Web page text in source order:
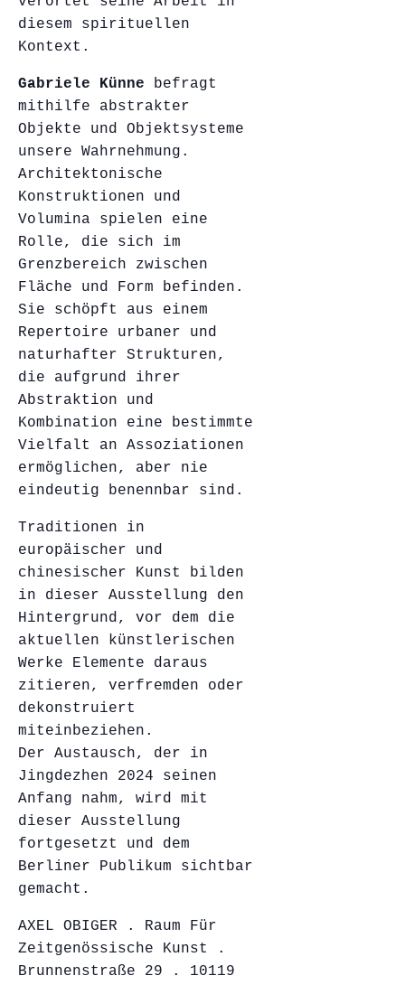
diesem spirituellen
Kontext.
Gabriele Künne befragt
mithilfe abstrakter
Objekte und Objektsysteme
unsere Wahrnehmung.
Architektonische
Konstruktionen und
Volumina spielen eine
Rolle, die sich im
Grenzbereich zwischen
Fläche und Form befinden.
Sie schöpft aus einem
Repertoire urbaner und
naturhafter Strukturen,
die aufgrund ihrer
Abstraktion und
Kombination eine bestimmte
Vielfalt an Assoziationen
ermöglichen, aber nie
eindeutig benennbar sind.
Traditionen in
europäischer und
chinesischer Kunst bilden
in dieser Ausstellung den
Hintergrund, vor dem die
aktuellen künstlerischen
Werke Elemente daraus
zitieren, verfremden oder
dekonstruiert
miteinbeziehen.
Der Austausch, der in
Jingdezhen 2024 seinen
Anfang nahm, wird mit
dieser Ausstellung
fortgesetzt und dem
Berliner Publikum sichtbar
gemacht.
AXEL OBIGER . Raum Für
Zeitgenössische Kunst .
Brunnenstraße 29 . 10119